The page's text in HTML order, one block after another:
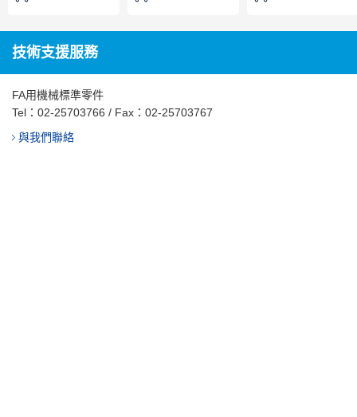
技術支援服務
FA用機械標準零件
Tel： 02-25703766 / Fax：02-25703767
與我們聯絡